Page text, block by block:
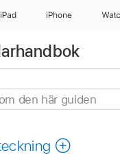
iPad iPhone